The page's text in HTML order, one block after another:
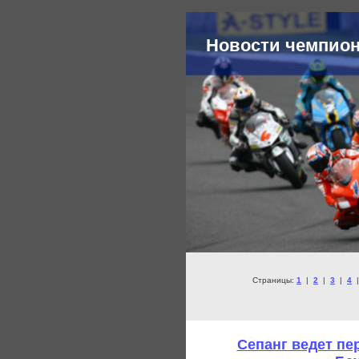
Новости
Страницы: 1 | 2 | 3 | 4
Сепанг ведет